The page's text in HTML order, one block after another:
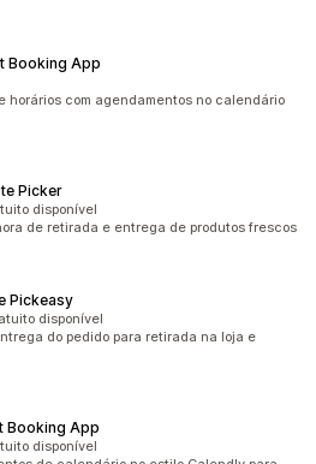
Booking App
horários com agendamentos no calendário
Picker
disponível
de retirada e entrega de produtos frescos
Pickeasy
disponível
do pedido para retirada na loja e
Booking App
disponível